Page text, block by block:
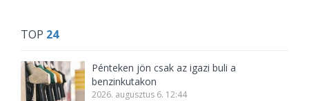
TOP 24
Pénteken jön csak az igazi buli a
benzinkutakon
2026. augusztus 6. 12:44